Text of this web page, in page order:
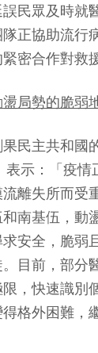
民眾及時就
正協助流行
密合作對救
局勢的脆弱
民主共和國
表示：「疫
離失所而受
南基伍，動
求安全，脆弱
目前，部分
，快速識別
格外困難，